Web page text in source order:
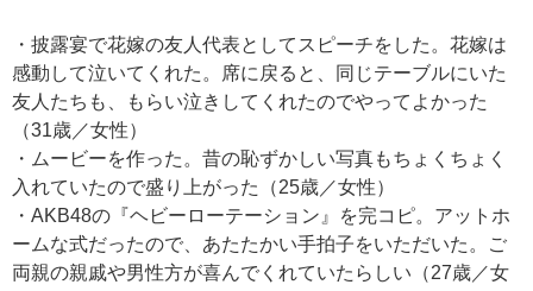
・披露宴で花嫁の友人代表としてスピーチをした。花嫁は
感動して泣いてくれた。席に戻ると、同じテーブルにいた
友人たちも、もらい泣きしてくれたのでやってよかった
（31歳／女性）
・ムービーを作った。昔の恥ずかしい写真もちょくちょく
入れていたので盛り上がった（25歳／女性）
・AKB48の『ヘビーローテーション』を完コピ。アットホ
ームな式だったので、あたたかい手拍子をいただいた。ご
両親の親戚や男性方が喜んでくれていたらしい（27歳／女